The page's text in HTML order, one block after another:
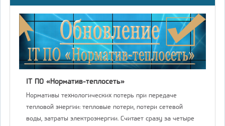
IT ПО «Норматив-теплосеть»
Нормативы технологических потерь при передаче
тепловой энергии: тепловые потери, потери сетевой
воды, затраты электроэнергии. Считает сразу за четыре